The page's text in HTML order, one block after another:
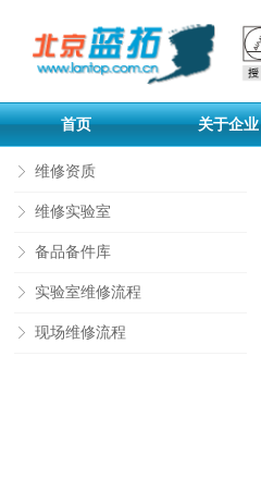
首页 关于企业
ꁕ 维修资质
ꁕ 维修实验室
ꁕ 备品备件库
ꁕ 实验室维修流程
ꁕ 现场维修流程